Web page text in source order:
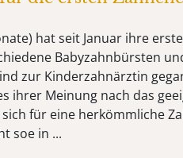
hat seit Januar ihre
Babyzahnbürsten
zur Kinderzahnärztin
ihrer Meinung nach das
für eine herkömmliche
soe in ...